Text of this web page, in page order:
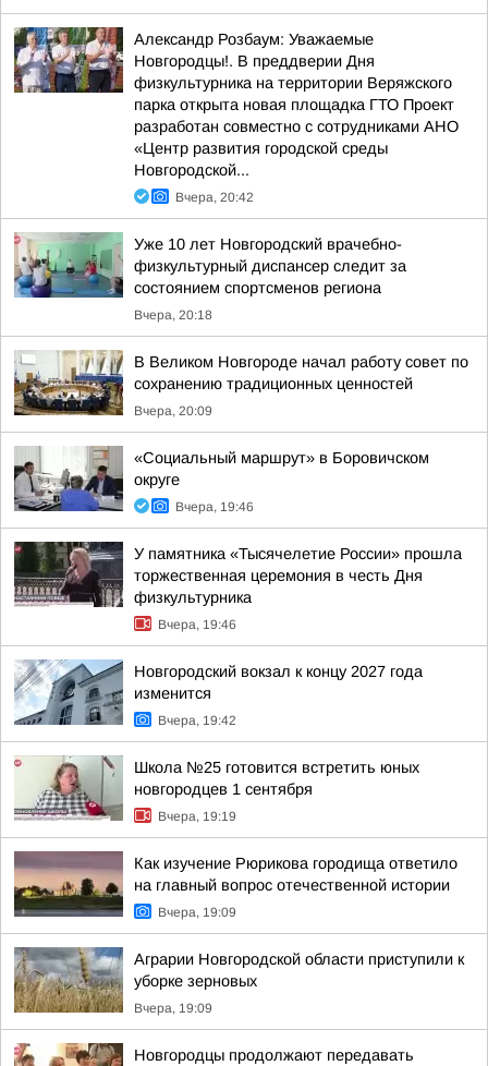
Александр Розбаум: Уважаемые
Новгородцы!. В преддверии Дня
физкультурника на территории Веряжского
парка открыта новая площадка ГТО Проект
разработан совместно с сотрудниками АНО
«Центр развития городской среды
Новгородской...
Вчера, 20:42
Уже 10 лет Новгородский врачебно-
физкультурный диспансер следит за
состоянием спортсменов региона
Вчера, 20:18
В Великом Новгороде начал работу совет по
сохранению традиционных ценностей
Вчера, 20:09
«Социальный маршрут» в Боровичском
округе
Вчера, 19:46
У памятника «Тысячелетие России» прошла
торжественная церемония в честь Дня
физкультурника
Вчера, 19:46
Новгородский вокзал к концу 2027 года
изменится
Вчера, 19:42
Школа №25 готовится встретить юных
новгородцев 1 сентября
Вчера, 19:19
Как изучение Рюрикова городища ответило
на главный вопрос отечественной истории
Вчера, 19:09
Аграрии Новгородской области приступили к
уборке зерновых
Вчера, 19:09
Новгородцы продолжают передавать